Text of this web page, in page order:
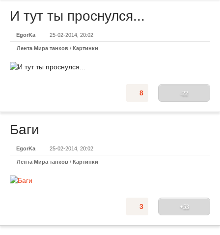
И тут ты проснулся...
EgorKa 25-02-2014, 20:02
Лента Мира танков / Картинки
-22
8
Баги
EgorKa 25-02-2014, 20:02
Лента Мира танков / Картинки
+53
3